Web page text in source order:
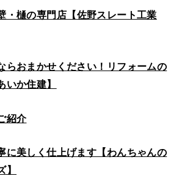
・樋の専門店【佐野スレート工業
らおまかせください！リフォームの
いか住建】
紹介
に美しく仕上げます【わんちゃんの